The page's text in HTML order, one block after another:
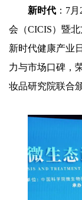
新时代 ：7
会（CICIS）暨
新时代健康产业
力与市场口碑，
妆品研究院联合